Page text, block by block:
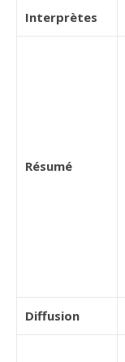
Interprètes
Résumé
Diffusion